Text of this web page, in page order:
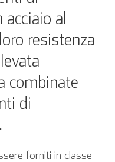
al
resistenza
combinate
di
forniti in classe